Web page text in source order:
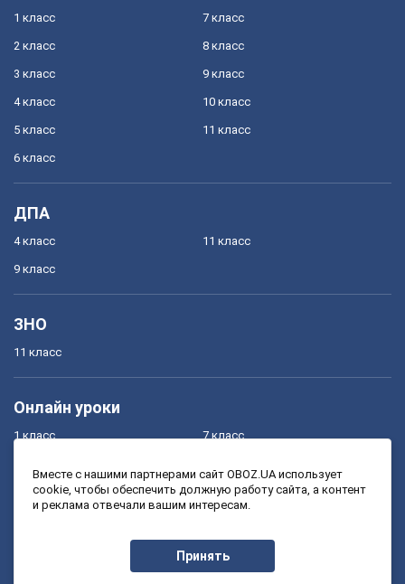
1 класс
2 класс
3 класс
4 класс
5 класс
6 класс
7 класс
8 класс
9 класс
10 класс
11 класс
ДПА
4 класс
9 класс
11 класс
ЗНО
11 класс
Онлайн уроки
1 класс
3 класс
7 класс
9 класс
Вместе с нашими партнерами сайт OBOZ.UA использует
cookie, чтобы обеспечить должную работу сайта, а контент
и реклама отвечали вашим интересам.
Принять